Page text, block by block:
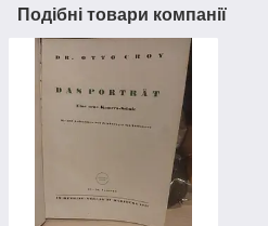
Подібні товари компанії